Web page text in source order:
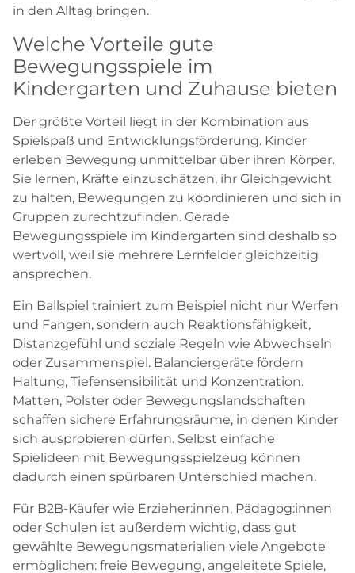
in den Alltag bringen.
Welche Vorteile gute
Bewegungsspiele im
Kindergarten und Zuhause bieten
Der größte Vorteil liegt in der Kombination aus
Spielspaß und Entwicklungsförderung. Kinder
erleben Bewegung unmittelbar über ihren Körper.
Sie lernen, Kräfte einzuschätzen, ihr Gleichgewicht
zu halten, Bewegungen zu koordinieren und sich in
Gruppen zurechtzufinden. Gerade
Bewegungsspiele im Kindergarten sind deshalb so
wertvoll, weil sie mehrere Lernfelder gleichzeitig
ansprechen.
Ein Ballspiel trainiert zum Beispiel nicht nur Werfen
und Fangen, sondern auch Reaktionsfähigkeit,
Distanzgefühl und soziale Regeln wie Abwechseln
oder Zusammenspiel. Balanciergeräte fördern
Haltung, Tiefensensibilität und Konzentration.
Matten, Polster oder Bewegungslandschaften
schaffen sichere Erfahrungsräume, in denen Kinder
sich ausprobieren dürfen. Selbst einfache
Spielideen mit Bewegungsspielzeug können
dadurch einen spürbaren Unterschied machen.
Für B2B-Käufer wie Erzieher:innen, Pädagog:innen
oder Schulen ist außerdem wichtig, dass gut
gewählte Bewegungsmaterialien viele Angebote
ermöglichen: freie Bewegung, angeleitete Spiele,